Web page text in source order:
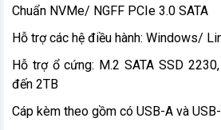
Chuẩn NVMe/ NGFF PCIe 3.0 SATA
Hỗ trợ các hệ điều hành: Windows/
Hỗ trợ ổ cứng: M.2 SATA SSD
đến 2TB
Cáp kèm theo gồm có USB-A và